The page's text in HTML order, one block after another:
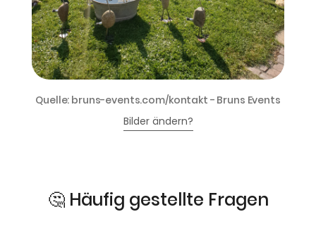
Quelle: bruns-events.com/kontakt - Bruns Events
Bilder ändern?
🤔 Häufig gestellte Fragen